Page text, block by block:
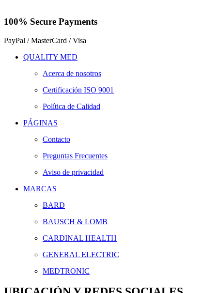
100% Secure Payments
PayPal / MasterCard / Visa
QUALITY MED
Acerca de nosotros
Certificación ISO 9001
Política de Calidad
PÁGINAS
Contacto
Preguntas Frecuentes
Aviso de privacidad
MARCAS
BARD
BAUSCH & LOMB
CARDINAL HEALTH
GENERAL ELECTRIC
MEDTRONIC